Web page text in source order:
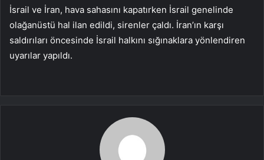
İsrail ve İran, hava sahasını kapatırken İsrail genelinde
olağanüstü hal ilan edildi, sirenler çaldı. İran’ın karşı
saldırıları öncesinde İsrail halkını sığınaklara yönlendiren
uyarılar yapıldı.